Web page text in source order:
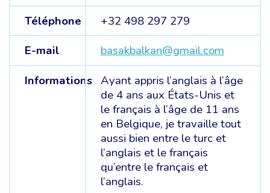
Téléphone
+32 498 297 279
E-mail
basakbalkan@gmail.com
Informations Ayant appris l’anglais à l’âge
de 4 ans aux États-Unis et
le français à l’âge de 11 ans
en Belgique, je travaille tout
aussi bien entre le turc et
l’anglais et le français
qu’entre le français et
l’anglais.